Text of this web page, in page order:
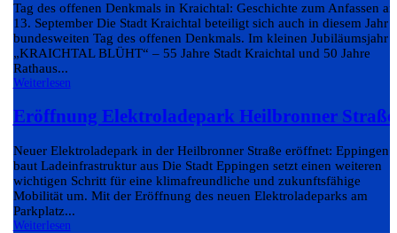
Tag des offenen Denkmals in Kraichtal: Geschichte zum Anfassen
13. September Die Stadt Kraichtal beteiligt sich auch in diesem Jahr
bundesweiten Tag des offenen Denkmals. Im kleinen Jubiläumsjahr
„KRAICHTAL BLÜHT“ – 55 Jahre Stadt Kraichtal und 50 Jahre
Rathaus...
Weiterlesen
Eröffnung Elektroladepark Heilbronner Straße
Neuer Elektroladepark in der Heilbronner Straße eröffnet: Eppingen
baut Ladeinfrastruktur aus Die Stadt Eppingen setzt einen weiteren
wichtigen Schritt für eine klimafreundliche und zukunftsfähige
Mobilität um. Mit der Eröffnung des neuen Elektroladeparks am
Parkplatz...
Weiterlesen